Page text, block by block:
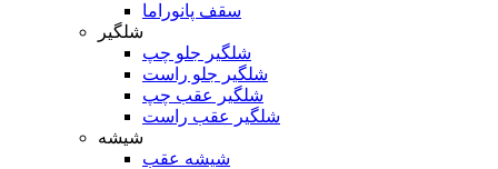
سقف پانوراما
شلگیر
شلگیر جلو چپ
شلگیر جلو راست
شلگیر عقب چپ
شلگیر عقب راست
شیشه
شیشه عقب